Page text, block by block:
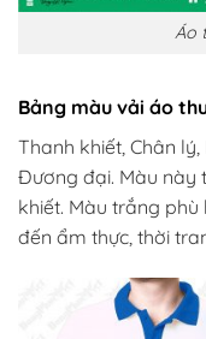
Áo
Bảng màu vải áo
Thanh khiết, Chân lý,
Đương đại. Màu này
khiết. Màu trắng
đến ẩm thực, thời